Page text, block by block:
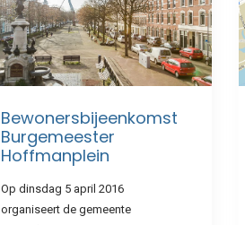
Bewonersbijeenkomst
Burgemeester
Hoffmanplein
Op dinsdag 5 april 2016
organiseert de gemeente